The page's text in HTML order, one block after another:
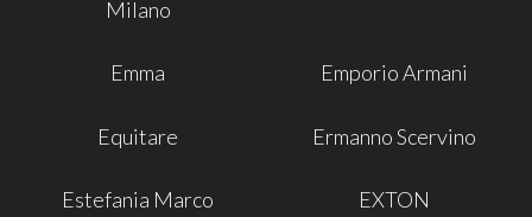
Milano
Emma Emporio Armani
Equitare Ermanno Scervino
Estefania Marco EXTON